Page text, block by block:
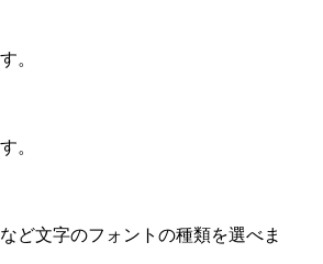
。
。
ど文字のフォントの種類を選べま